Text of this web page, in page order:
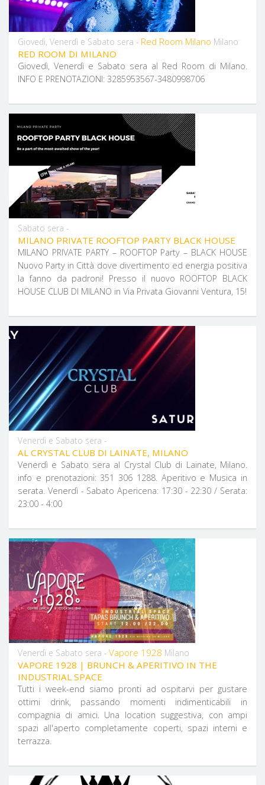
Giovedì, Venerdì e Sabato sera - Red Room Milano Milano
RED ROOM DI MILANO
Giovedì, Venerdì e Sabato sera al Red Room di Milano.
INFO E PRENOTAZIONI: 3285953567-3480998706
Sabato sera -
MILANO PRIVATE ROOFTOP PARTY BLACK HOUSE
MILANO PRIVATE PARTY – ROOFTOP Party – BLACK HOUSE
Nuovo Party in Città dove divertimento ed energia positiva
la fanno da padroni! Presso il nuovo ROOFTOP BLACK
HOUSE CLUB DI MILANO in Via Privata Giovanni Ventura, 15!
Venerdì e Sabato sera -
AL CRYSTAL CLUB DI LAINATE, MILANO
Venerdì e Sabato sera al Crystal Club di Lainate, Milano.
info e prenotazioni: 351 306 1288. Aperitivo e Musica in
serata. Venerdì - Sabato Apericena: 17:30 - 22:30 / Serata:
23:00 - 4:00
Venerdì e Sabato sera - Vapore 1928 Milano
VAPORE 1928 | BRUNCH & APERITIVO IN THE
INDUSTRIAL SPACE
Tutti i week-end siamo pronti ad ospitarvi per gustare
ottimi drink, passando momenti indimenticabili in
compagnia di amici. Una location suggestiva, con ampi
spazi all'aperto completamente coperti, spazi interni e
terrazza.